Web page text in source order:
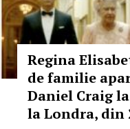
Regina
de familie
Daniel Craig
la Londra, din